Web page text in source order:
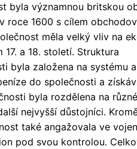
byla významnou britskou
roce 1600 s cílem
měla velký vliv na
a 18. století. Struktura
byla založena na systému
do společnosti a
byla rozdělena na
nejvyšší důstojníci.
také angažovala ve
pod svou kontrolou.